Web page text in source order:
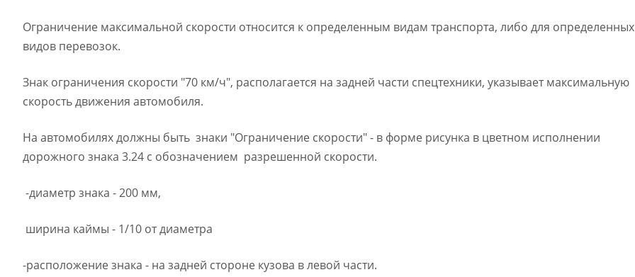
Ограничение максимальной скорости относится к определенным видам транспорта, либо для определенных
видов перевозок.
Знак ограничения скорости "70 км/ч", располагается на задней части спецтехники, указывает максимальную
скорость движения автомобиля.
На автомобилях должны быть знаки "Ограничение скорости" - в форме рисунка в цветном исполнении
дорожного знака 3.24 с обозначением разрешенной скорости.
-диаметр знака - 200 мм,
ширина каймы - 1/10 от диаметра
-расположение знака - на задней стороне кузова в левой части.